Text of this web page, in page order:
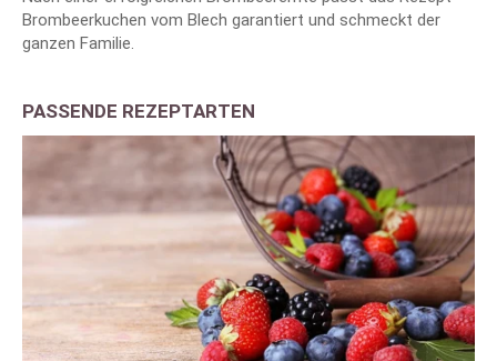
Brombeerkuchen vom Blech garantiert und schmeckt der
ganzen Familie.
PASSENDE REZEPTARTEN